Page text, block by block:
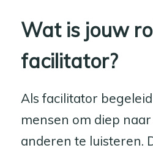
Wat is jouw
facilitator?
Als facilitator
mensen om diep
anderen te luisteren.